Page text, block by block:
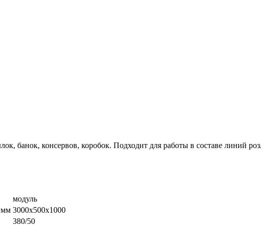
банок, консервов, коробок. Подходит для работы в составе линий
модуль
мм 3000х500х1000
380/50